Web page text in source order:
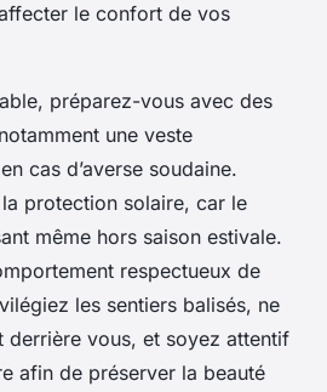
le confort de vos
préparez-vous avec des
une veste
cas d’averse soudaine.
protection solaire, car le
même hors saison estivale.
respectueux de
les sentiers balisés, ne
derrière vous, et soyez attentif
afin de préserver la beauté